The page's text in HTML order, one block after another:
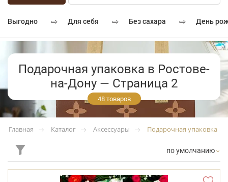
выгодно ⇨ для себя ⇨ без сахара ⇨ день
Подарочная упаковка в Ростове-
на-Дону — Страница 2
48 товаров
Главная Каталог Аксессуары Подарочная упаковка
по умолчанию